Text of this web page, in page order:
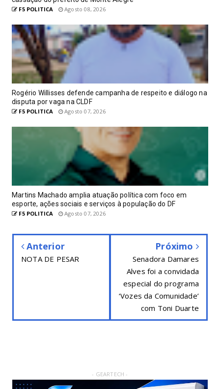
F5 POLITICA Agosto 08, 2026
Rogério Willisses defende campanha de respeito e diálogo na
disputa por vaga na CLDF
F5 POLITICA Agosto 07, 2026
Martins Machado amplia atuação política com foco em
esporte, ações sociais e serviços à população do DF
F5 POLITICA Agosto 07, 2026
Anterior
NOTA DE PESAR
Próximo
Senadora Damares
Alves foi a convidada
especial do programa
‘Vozes da Comunidade’
com Toni Duarte
- GEARTECH -